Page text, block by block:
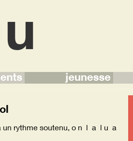
un rythme soutenu, o n l a l u a